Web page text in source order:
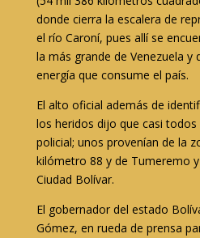
donde cierra la escalera de
el río Caroní, pues allí se
la más grande de Venezuela y
energía que consume el país.
El alto oficial además de
los heridos dijo que casi
policial; unos provenían de la
kilómetro 88 y de Tumeremo
Ciudad Bolívar.
El gobernador del estado
Gómez, en rueda de prensa